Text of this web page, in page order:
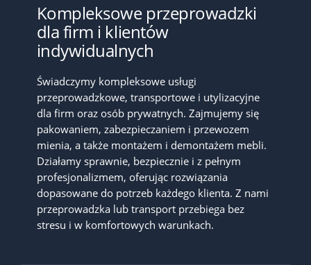
Kompleksowe przeprowadzki
dla firm i klientów
indywidualnych
Świadczymy kompleksowe usługi
przeprowadzkowe, transportowe i utylizacyjne
dla firm oraz osób prywatnych. Zajmujemy się
pakowaniem, zabezpieczaniem i przewozem
mienia, a także montażem i demontażem mebli.
Działamy sprawnie, bezpiecznie i z pełnym
profesjonalizmem, oferując rozwiązania
dopasowane do potrzeb każdego klienta. Z nami
przeprowadzka lub transport przebiega bez
stresu i w komfortowych warunkach.